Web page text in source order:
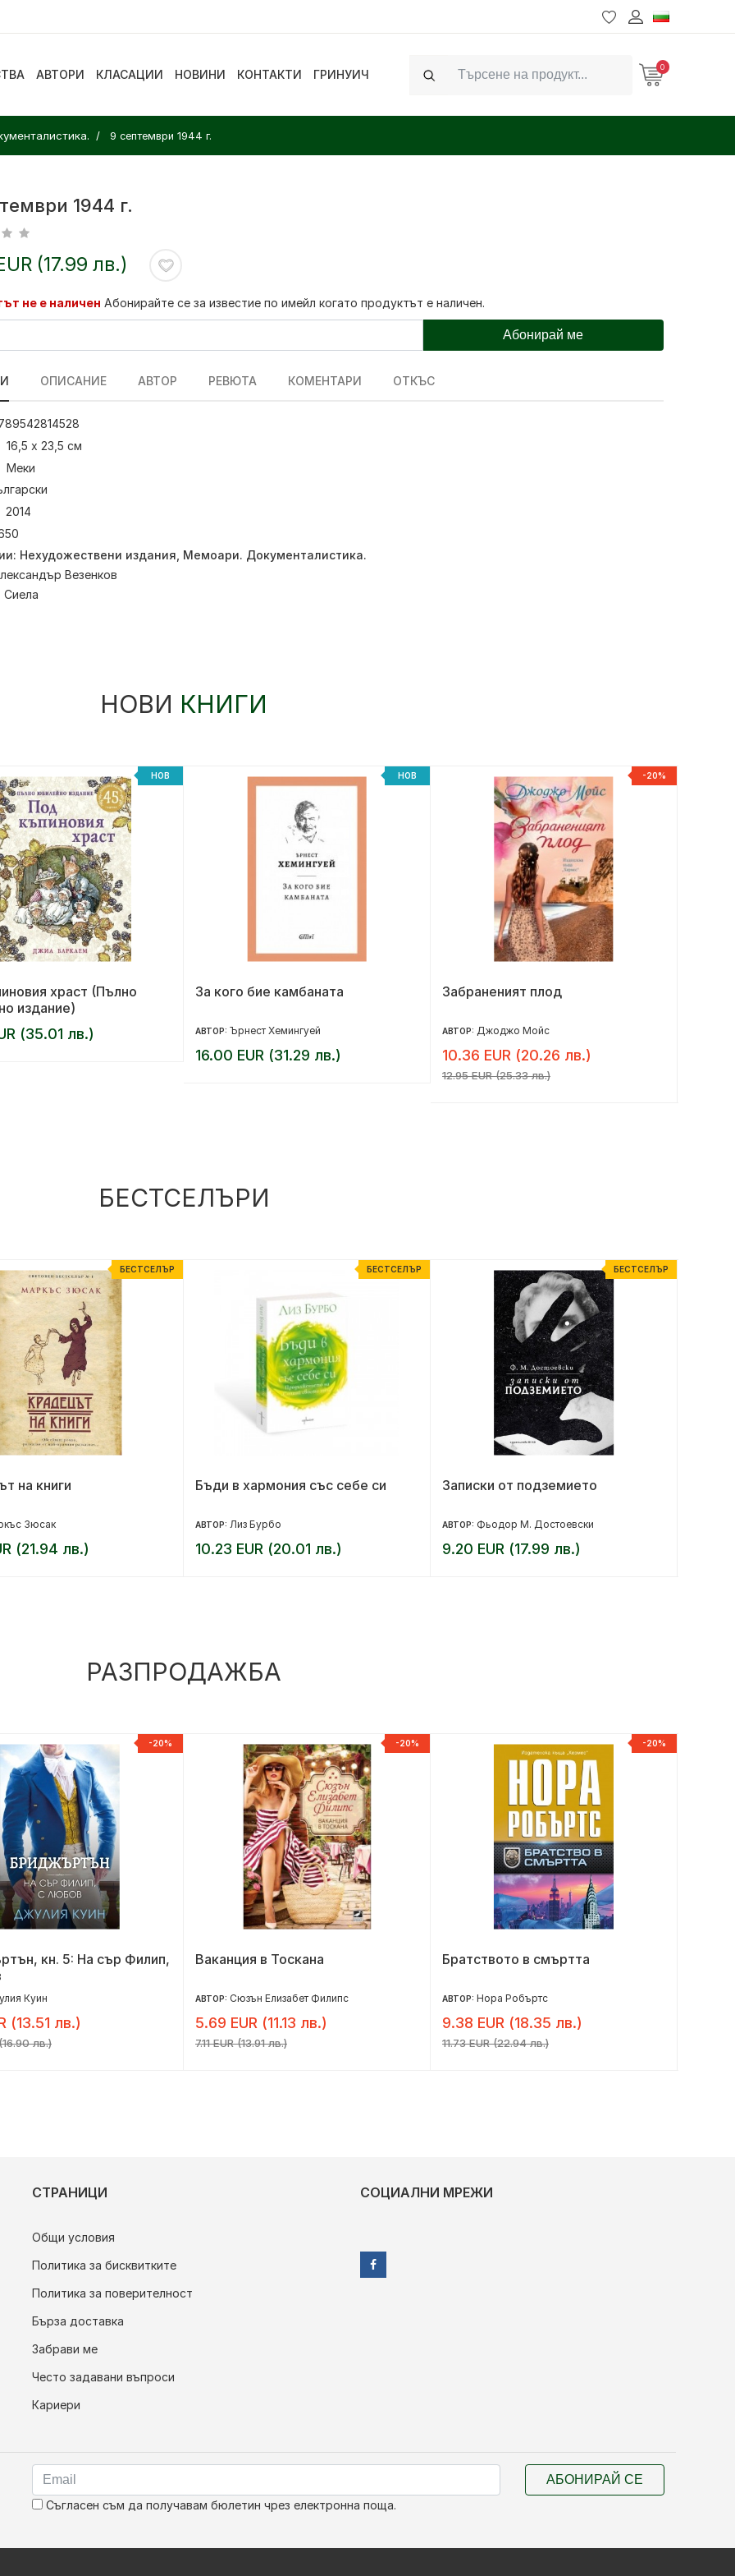
АВТОРИ КЛАСАЦИИ НОВИНИ КОНТАКТИ ГРИНУИЧ
Search
0
9 септември 1944 г.
1944 г.
(17.99 лв.)
не е наличен Абонирайте се за известие по имейл когато продуктът е наличен.
Абонирай ме
ОПИСАНИЕ АВТОР РЕВЮТА КОМЕНТАРИ ОТКЪС
16,5 х 23,5 см
Меки
2014
Нехудожествени издания Мемоари. Документалистика.
Везенков
Сиела
НОВИ КНИГИ
НОВ
храст (Пълно
издание)
(35.01 лв.)
НОВ
За кого бие камбаната
АВТОР: Ърнест Хемингуей
16.00 EUR (31.29 лв.)
-20%
Забраненият плод
АВТОР: Джоджо Мойс
10.36 EUR (20.26 лв.)
12.95 EUR (25.33 лв.)
БЕСТСЕЛЪРИ
БЕСТСЕЛЪР
на книги
Зюсак
(21.94 лв.)
БЕСТСЕЛЪР
Бъди в хармония със себе си
АВТОР: Лиз Бурбо
10.23 EUR (20.01 лв.)
БЕСТСЕЛЪР
Записки от подземието
АВТОР: Фьодор М. Достоевски
9.20 EUR (17.99 лв.)
РАЗПРОДАЖБА
-20%
кн. 5: На сър Филип,
Куин
(13.51 лв.)
лв.)
-20%
Ваканция в Тоскана
АВТОР: Сюзън Елизабет Филипс
5.69 EUR (11.13 лв.)
7.11 EUR (13.91 лв.)
-20%
Братството в смъртта
АВТОР: Нора Робъртс
9.38 EUR (18.35 лв.)
11.73 EUR (22.94 лв.)
СТРАНИЦИ
Общи условия
Политика за бисквитките
Политика за поверителност
Бърза доставка
Забрави ме
Често задавани въпроси
Кариери
СОЦИАЛНИ МРЕЖИ
Съгласен съм да получавам бюлетин чрез електронна поща.
АБОНИРАЙ СЕ